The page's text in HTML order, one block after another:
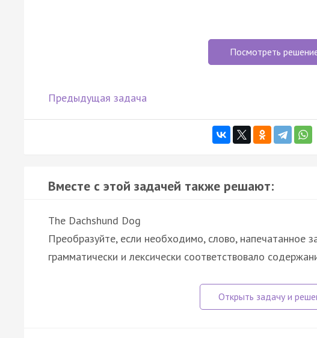
Посмотреть
Предыдущая задача
Вместе с этой задачей также решают:
The Dachshund Dog
Преобразуйте, если необходимо, слово, напечатанное
грамматически и лексически соответствовало